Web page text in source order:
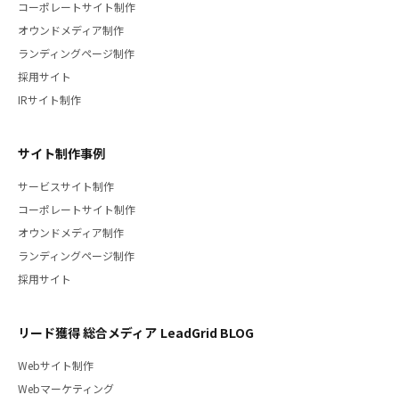
コーポレートサイト制作
オウンドメディア制作
ランディングページ制作
採用サイト
IRサイト制作
サイト制作事例
サービスサイト制作
コーポレートサイト制作
オウンドメディア制作
ランディングページ制作
採用サイト
リード獲得 総合メディア LeadGrid BLOG
Webサイト制作
Webマーケティング